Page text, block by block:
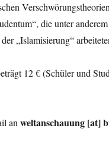
die unter
„Islamisierung“
12 € (Schüler und
anweltanschauung [at]